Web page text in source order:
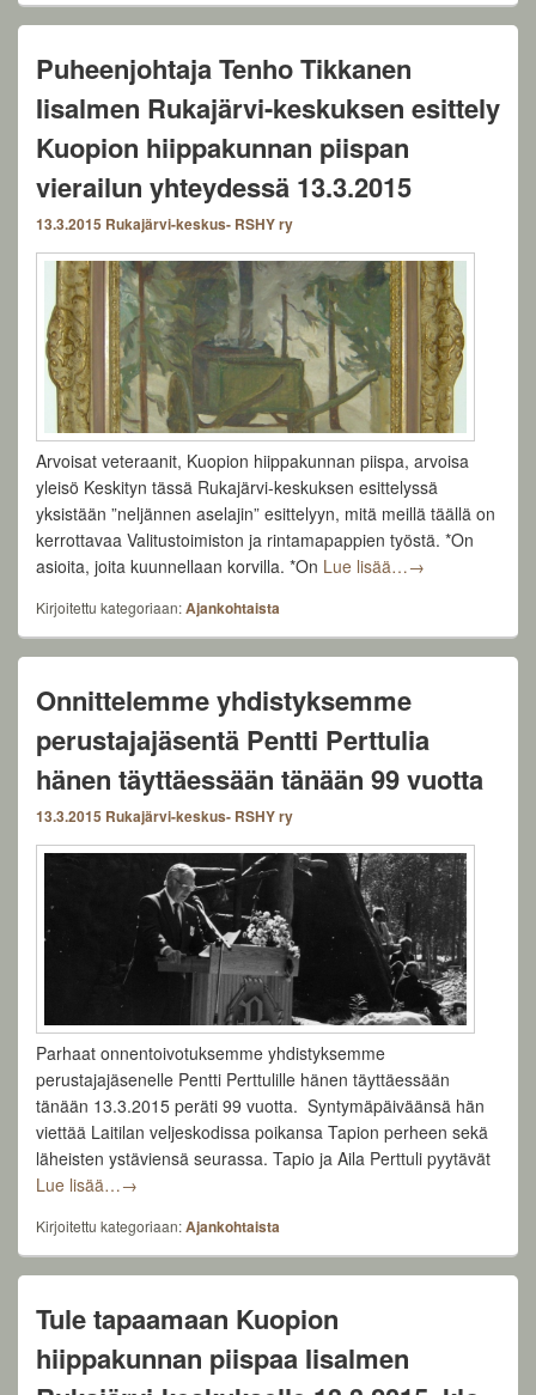
Puheenjohtaja Tenho Tikkanen
Iisalmen Rukajärvi-keskuksen esittely
Kuopion hiippakunnan piispan
vierailun yhteydessä 13.3.2015
13.3.2015 Rukajärvi-keskus- RSHY ry
Arvoisat veteraanit, Kuopion hiippakunnan piispa, arvoisa
yleisö Keskityn tässä Rukajärvi-keskuksen esittelyssä
yksistään ”neljännen aselajin” esittelyyn, mitä meillä täällä on
kerrottavaa Valitustoimiston ja rintamapappien työstä. *On
asioita, joita kuunnellaan korvilla. *On Lue lisää…Puheenjohtaja
→
Kirjoitettu kategoriaan:Ajankohtaista
Onnittelemme yhdistyksemme
perustajajäsentä Pentti Perttulia
hänen täyttäessään tänään 99 vuotta
13.3.2015 Rukajärvi-keskus- RSHY ry
Parhaat onnentoivotuksemme yhdistyksemme
perustajajäsenelle Pentti Perttulille hänen täyttäessään
tänään 13.3.2015 peräti 99 vuotta. Syntymäpäiväänsä hän
viettää Laitilan veljeskodissa poikansa Tapion perheen sekä
läheisten ystäviensä seurassa. Tapio ja Aila Perttuli pyytävät
Lue lisää…Onnittelemme yhdistyksemme perustajajäsentä
→
Kirjoitettu kategoriaan:Ajankohtaista
Tule tapaamaan Kuopion
hiippakunnan piispaa Iisalmen